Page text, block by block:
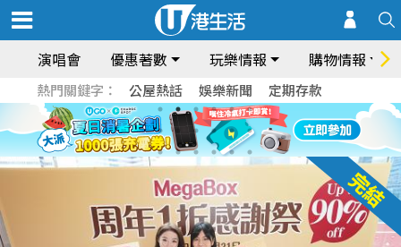
演唱會 優惠著數 玩樂情報 購物情報
熱門關鍵字： 公屋熱話 娛樂新聞 定期存款